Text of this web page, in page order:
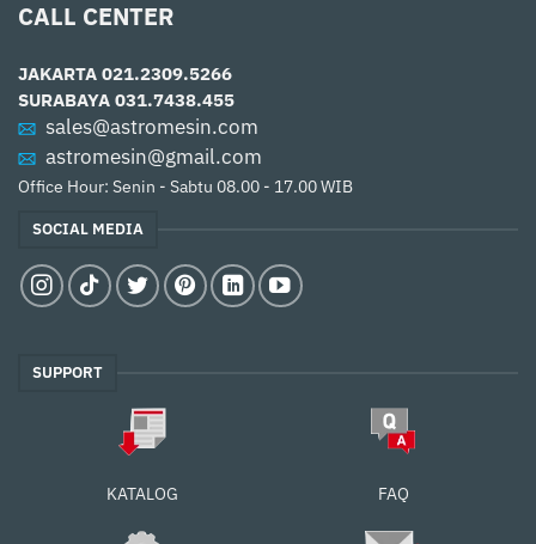
CALL CENTER
JAKARTA 021.2309.5266
SURABAYA 031.7438.455
sales@astromesin.com
astromesin@gmail.com
Office Hour: Senin - Sabtu 08.00 - 17.00 WIB
SOCIAL MEDIA
SUPPORT
KATALOG FAQ